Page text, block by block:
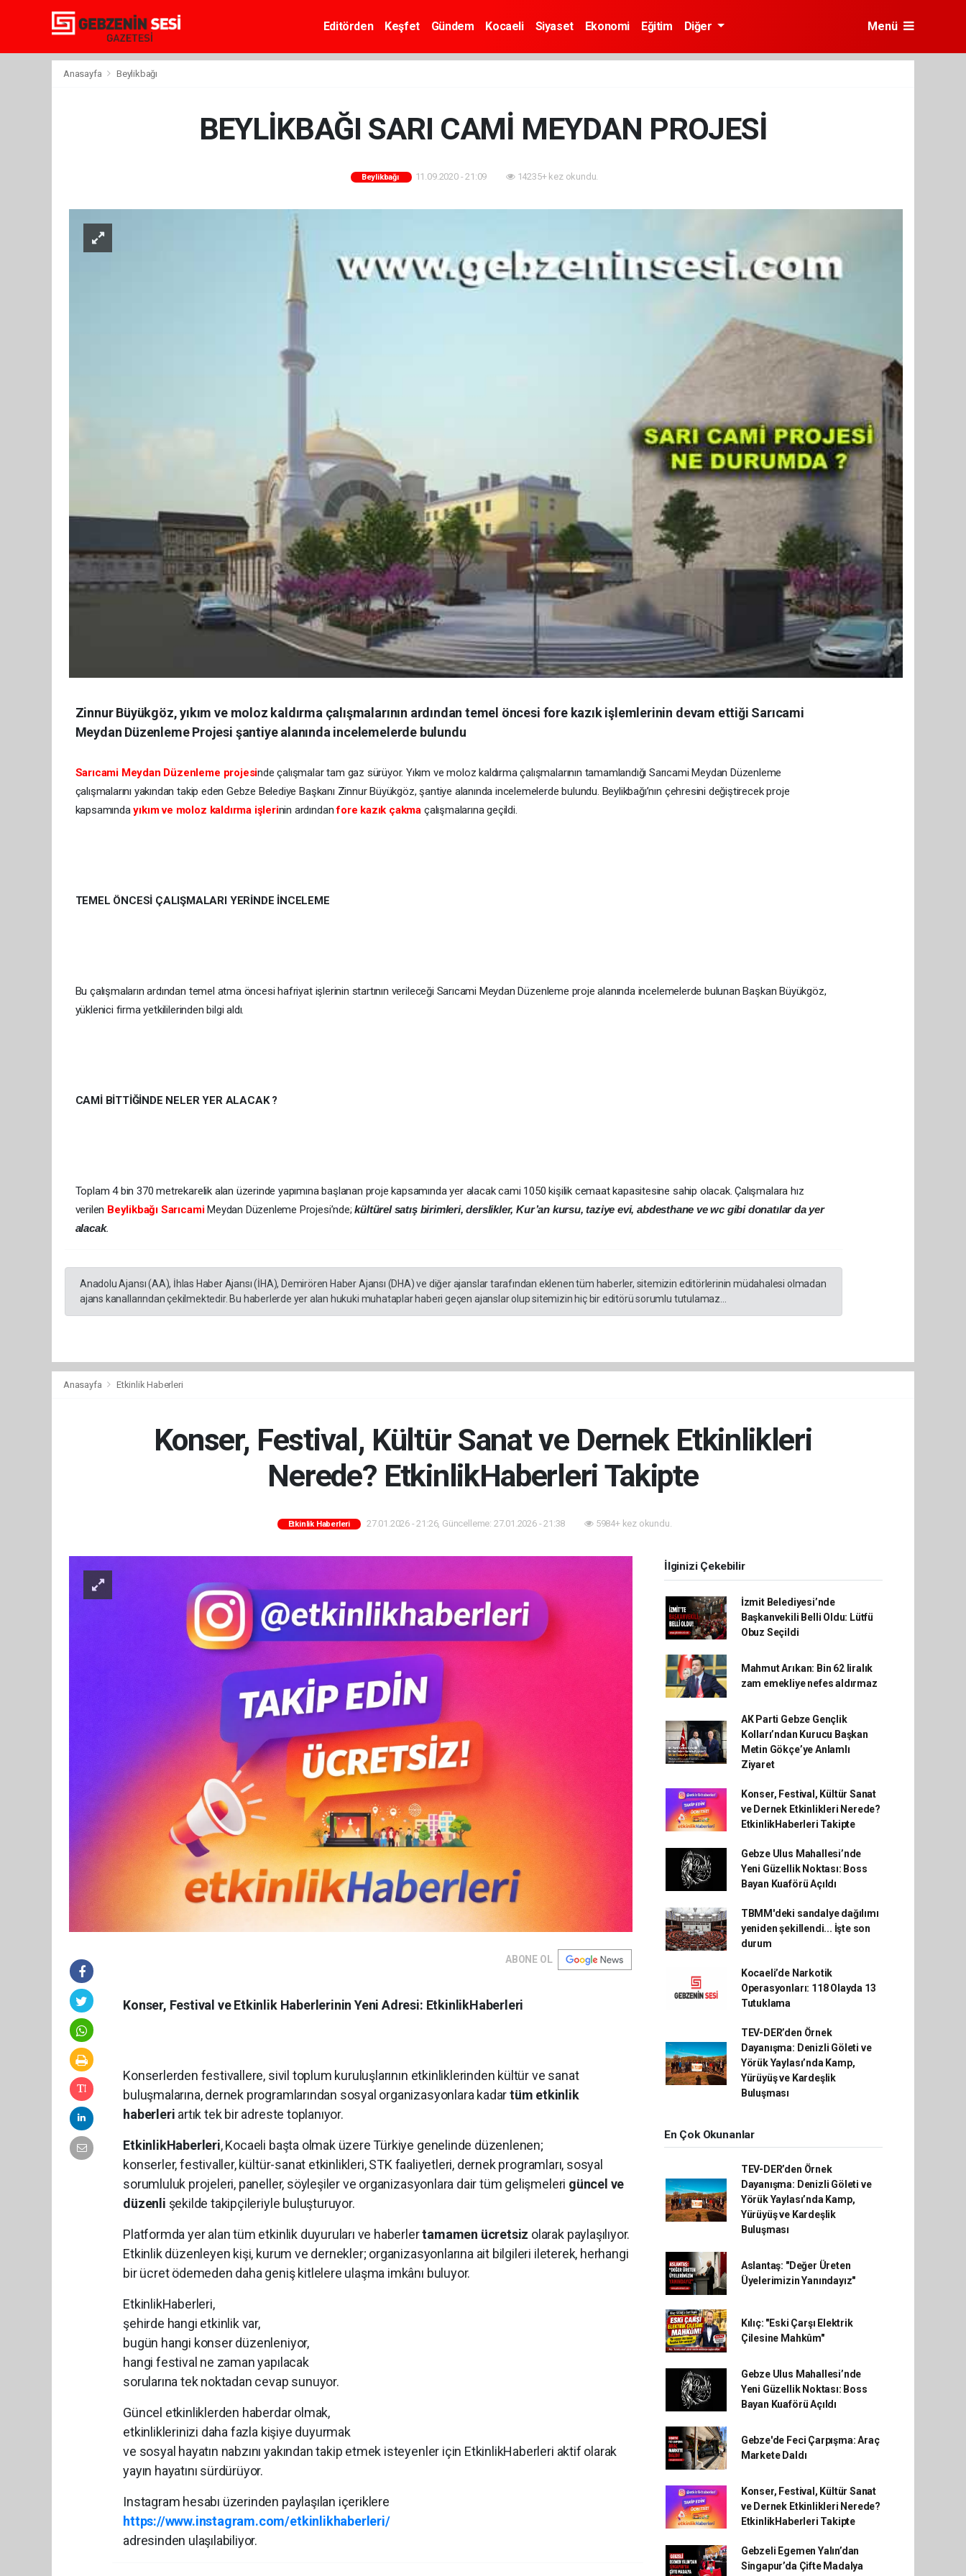
Editörden Keşfet Gündem Kocaeli Siyaset Ekonomi Eğitim Diğer Menü
Anasayfa Beylikbağı
BEYLİKBAĞI SARI CAMİ MEYDAN PROJESİ
Beylikbağı 11.09.2020 - 21:09 14235+ kez okundu.
Zinnur Büyükgöz, yıkım ve moloz kaldırma çalışmalarının ardından temel öncesi fore kazık işlemlerinin devam ettiği Sarıcami
Meydan Düzenleme Projesi şantiye alanında incelemelerde bulundu
Sarıcami Meydan Düzenleme projesinde çalışmalar tam gaz sürüyor. Yıkım ve moloz kaldırma çalışmalarının tamamlandığı Sarıcami Meydan Düzenleme
çalışmalarını yakından takip eden Gebze Belediye Başkanı Zinnur Büyükgöz, şantiye alanında incelemelerde bulundu. Beylikbağı’nın çehresini değiştirecek proje
kapsamındayıkım ve moloz kaldırma işlerinin ardındanfore kazık çakma çalışmalarına geçildi.
TEMEL ÖNCESİ ÇALIŞMALARI YERİNDE İNCELEME
Bu çalışmaların ardından temel atma öncesi hafriyat işlerinin startının verileceği Sarıcami Meydan Düzenleme proje alanında incelemelerde bulunan Başkan Büyükgöz,
yüklenici firma yetkililerinden bilgi aldı.
CAMİ BİTTİĞİNDE NELER YER ALACAK ?
Toplam 4 bin 370 metrekarelik alan üzerinde yapımına başlanan proje kapsamında yer alacak cami 1050 kişilik cemaat kapasitesine sahip olacak. Çalışmalara hız
verilen Beylikbağı SarıcamiMeydan Düzenleme Projesi’nde;kültürel satış birimleri, derslikler, Kur’an kursu, taziye evi, abdesthane ve wc gibi donatılar da yer
alacak.
Anadolu Ajansı (AA), İhlas Haber Ajansı (İHA), Demirören Haber Ajansı (DHA) ve diğer ajanslar tarafından eklenen tüm haberler, sitemizin editörlerinin müdahalesi olmadan
ajans kanallarından çekilmektedir. Bu haberlerde yer alan hukuki muhataplar haberi geçen ajanslar olup sitemizin hiç bir editörü sorumlu tutulamaz...
Anasayfa Etkinlik Haberleri
Konser, Festival, Kültür Sanat ve Dernek Etkinlikleri
Nerede? EtkinlikHaberleri Takipte
Etkinlik Haberleri 27.01.2026 - 21:26, Güncelleme: 27.01.2026 - 21:38 5984+ kez okundu.
ABONE OL
Konser, Festival ve Etkinlik Haberlerinin Yeni Adresi: EtkinlikHaberleri
Konserlerden festivallere, sivil toplum kuruluşlarının etkinliklerinden kültür ve sanat
buluşmalarına, dernek programlarından sosyal organizasyonlara kadartüm etkinlik
haberleri artık tek bir adreste toplanıyor.
EtkinlikHaberleri, Kocaeli başta olmak üzere Türkiye genelinde düzenlenen;
konserler, festivaller, kültür-sanat etkinlikleri, STK faaliyetleri, dernek programları, sosyal
sorumluluk projeleri, paneller, söyleşiler ve organizasyonlara dair tüm gelişmeleri güncel ve
düzenli şekilde takipçileriyle buluşturuyor.
Platformda yer alan tüm etkinlik duyuruları ve haberlertamamen ücretsiz olarak paylaşılıyor.
Etkinlik düzenleyen kişi, kurum ve dernekler; organizasyonlarına ait bilgileri ileterek, herhangi
bir ücret ödemeden daha geniş kitlelere ulaşma imkânı buluyor.
EtkinlikHaberleri,
şehirde hangi etkinlik var,
bugün hangi konser düzenleniyor,
hangi festival ne zaman yapılacak
sorularına tek noktadan cevap sunuyor.
Güncel etkinliklerden haberdar olmak,
etkinliklerinizi daha fazla kişiye duyurmak
ve sosyal hayatın nabzını yakından takip etmek isteyenler için EtkinlikHaberleri aktif olarak
yayın hayatını sürdürüyor.
Instagram hesabı üzerinden paylaşılan içeriklere
https://www.instagram.com/etkinlikhaberleri/
adresinden ulaşılabiliyor.
İlginizi Çekebilir
İzmit Belediyesi’nde
Başkanvekili Belli Oldu: Lütfü
Obuz Seçildi
Mahmut Arıkan: Bin 62 liralık
zam emekliye nefes aldırmaz
AK Parti Gebze Gençlik
Kolları’ndan Kurucu Başkan
Metin Gökçe’ye Anlamlı
Ziyaret
Konser, Festival, Kültür Sanat
ve Dernek Etkinlikleri Nerede?
EtkinlikHaberleri Takipte
Gebze Ulus Mahallesi’nde
Yeni Güzellik Noktası: Boss
Bayan Kuaförü Açıldı
TBMM'deki sandalye dağılımı
yeniden şekillendi... İşte son
durum
Kocaeli’de Narkotik
Operasyonları: 118 Olayda 13
Tutuklama
TEV-DER’den Örnek
Dayanışma: Denizli Göleti ve
Yörük Yaylası’nda Kamp,
Yürüyüş ve Kardeşlik
Buluşması
En Çok Okunanlar
TEV-DER’den Örnek
Dayanışma: Denizli Göleti ve
Yörük Yaylası’nda Kamp,
Yürüyüş ve Kardeşlik
Buluşması
Aslantaş: "Değer Üreten
Üyelerimizin Yanındayız"
Kılıç: "Eski Çarşı Elektrik
Çilesine Mahkûm"
Gebze Ulus Mahallesi’nde
Yeni Güzellik Noktası: Boss
Bayan Kuaförü Açıldı
Gebze'de Feci Çarpışma: Araç
Markete Daldı
Konser, Festival, Kültür Sanat
ve Dernek Etkinlikleri Nerede?
EtkinlikHaberleri Takipte
Gebzeli Egemen Yalın’dan
Singapur’da Çifte Madalya